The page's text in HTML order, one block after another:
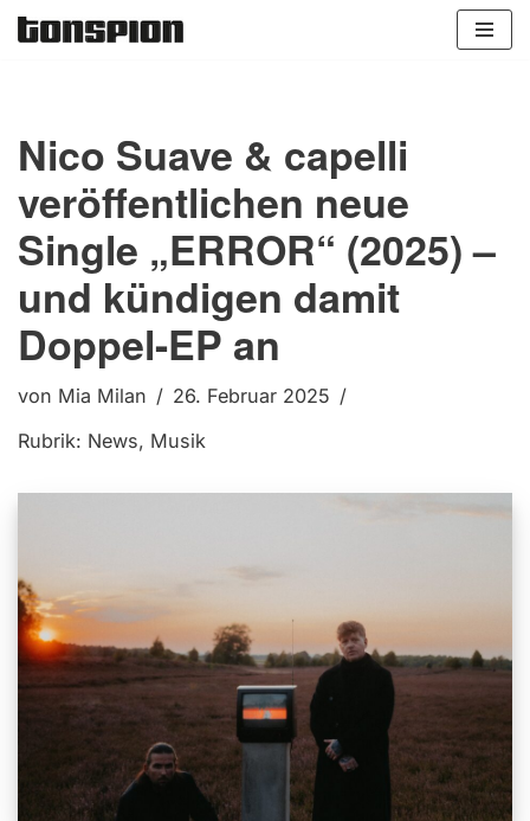
Nico Suave & capelli
veröffentlichen neue
Single „ERROR“ (2025) –
und kündigen damit
Doppel-EP an
von Mia Milan
26. Februar 2025
Rubrik: News, Musik